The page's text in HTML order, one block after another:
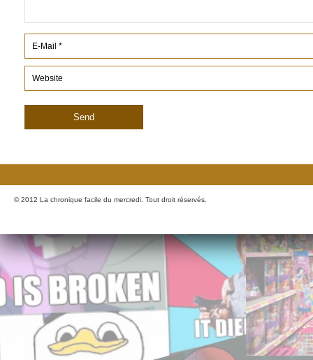
© 2012 La chronique facile du mercredi. Tout droit réservés.